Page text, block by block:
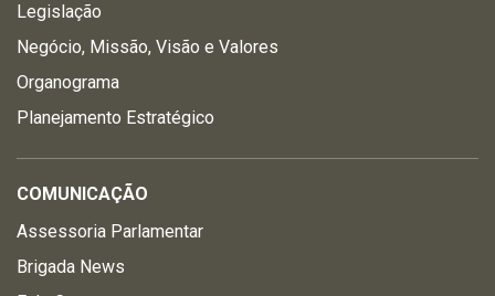
Legislação
Negócio, Missão, Visão e Valores
Organograma
Planejamento Estratégico
COMUNICAÇÃO
Assessoria Parlamentar
Brigada News